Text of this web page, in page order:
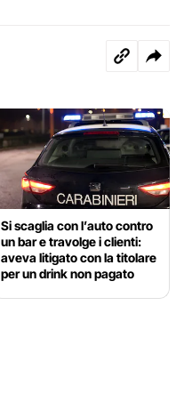
Si scaglia con l’auto contro
un bar e travolge i clienti:
aveva litigato con la titolare
per un drink non pagato